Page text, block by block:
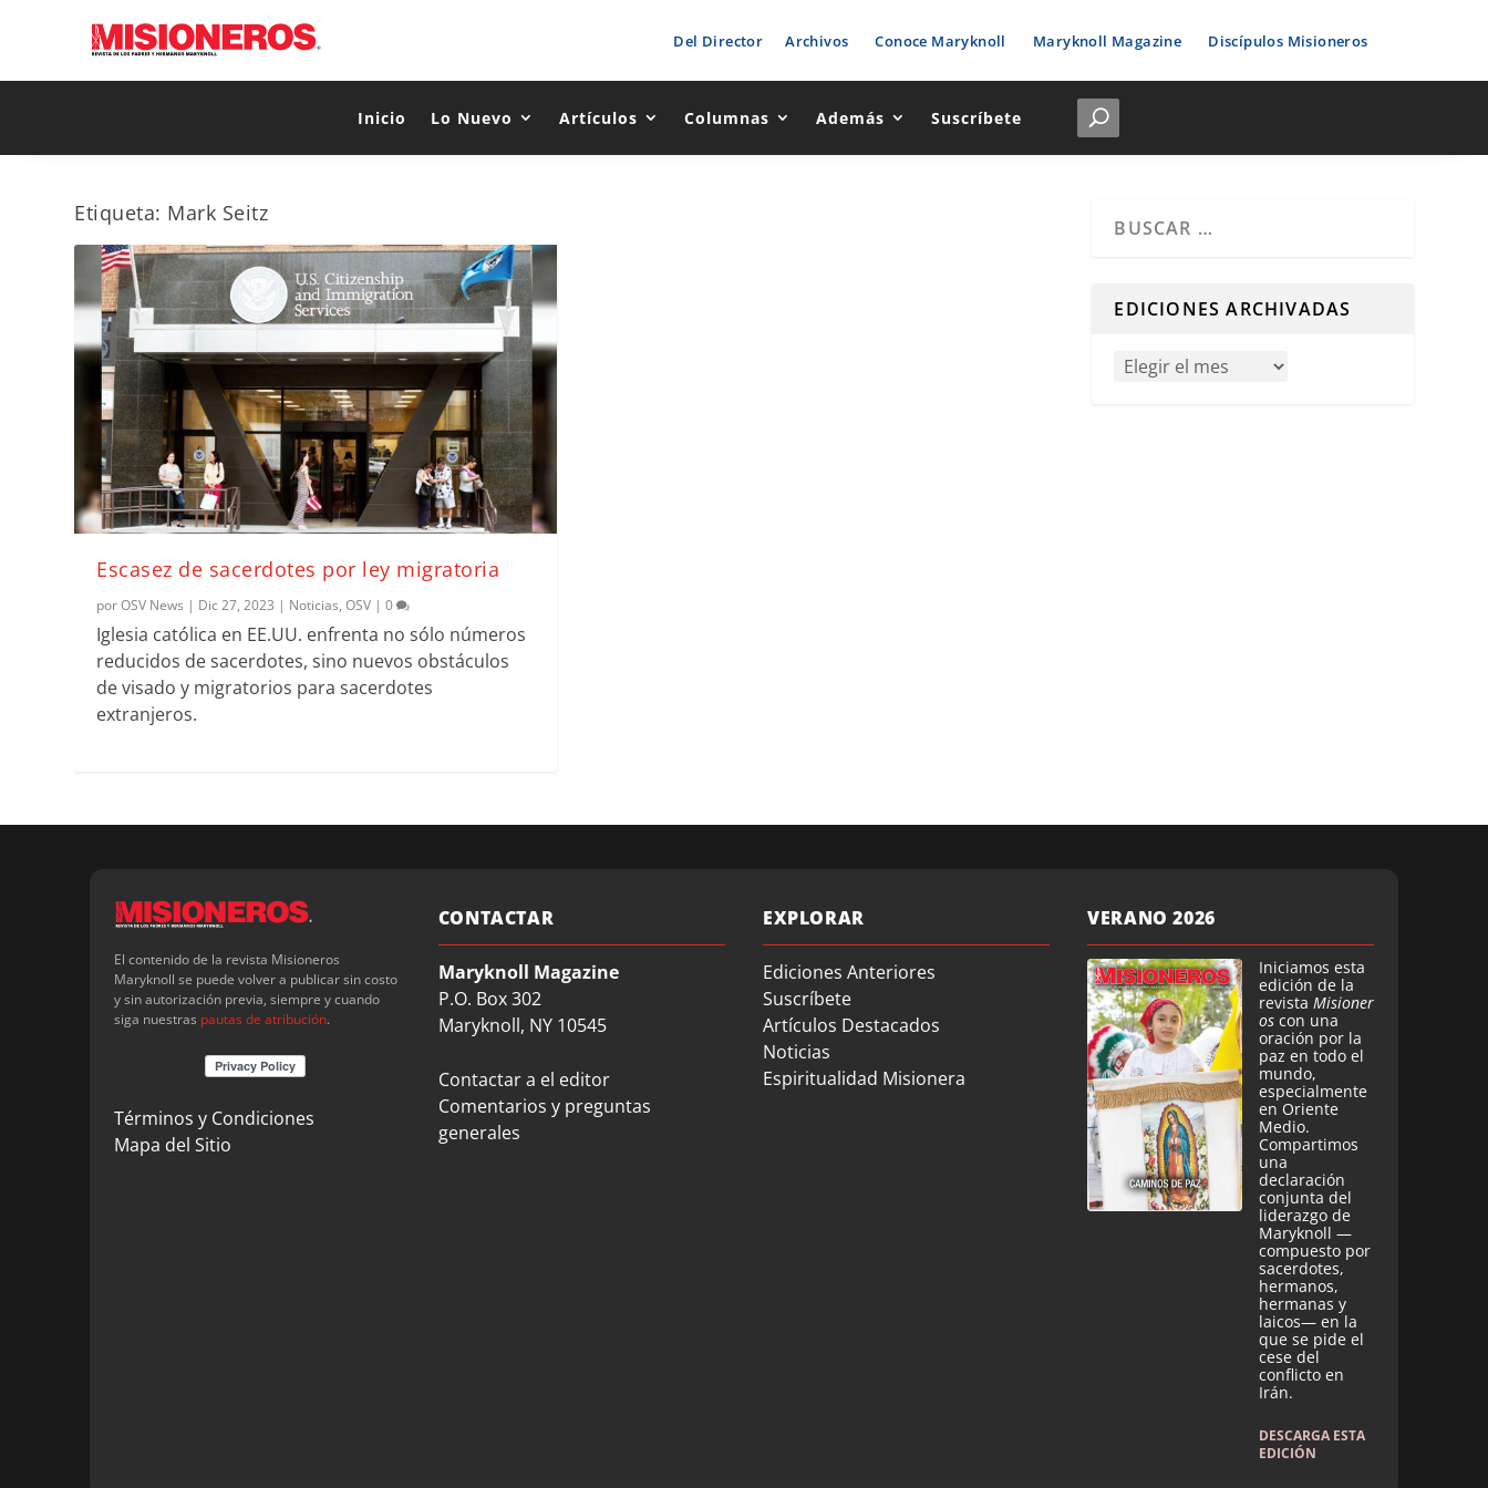
Del Director Archivos Conoce Maryknoll Maryknoll Magazine Discípulos Misioneros
Inicio Lo Nuevo Artículos Columnas Además Suscríbete
Etiqueta: Mark Seitz
Escasez de sacerdotes por ley migratoria
porOSV News | Dic 27, 2023 | Noticias,OSV |0
Iglesia católica en EE.UU. enfrenta no sólo números
reducidos de sacerdotes, sino nuevos obstáculos
de visado y migratorios para sacerdotes
extranjeros.
EDICIONES ARCHIVADAS
El contenido de la revista Misioneros
Maryknoll se puede volver a publicar sin costo
y sin autorización previa, siempre y cuando
siga nuestras pautas de atribución.
Términos y Condiciones
Mapa del Sitio
CONTACTAR
Maryknoll Magazine
P.O. Box 302
Maryknoll, NY 10545
Contactar a el editor
Comentarios y preguntas
generales
EXPLORAR
Ediciones Anteriores
Suscríbete
Artículos Destacados
Noticias
Espiritualidad Misionera
VERANO 2026
Iniciamos esta
edición de la
revista Misioner
os con una
oración por la
paz en todo el
mundo,
especialmente
en Oriente
Medio.
Compartimos
una
declaración
conjunta del
liderazgo de
Maryknoll —
compuesto por
sacerdotes,
hermanos,
hermanas y
laicos— en la
que se pide el
cese del
conflicto en
Irán.
DESCARGA ESTA
EDICIÓN